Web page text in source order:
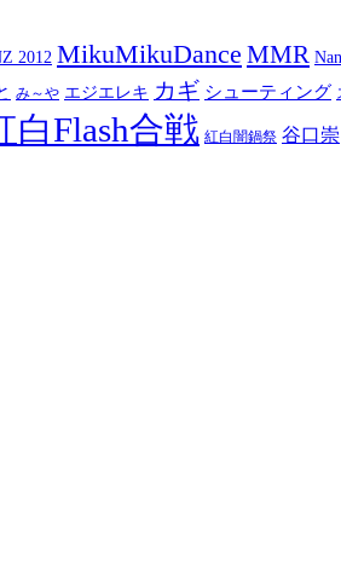
2012 MikuMikuDance MMR
み～や エジエレキ カギ シューティング
白Flash合戦 紅白闇鍋祭 谷口崇